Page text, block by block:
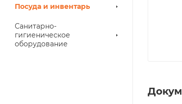
Посуда и инвентарь
Санитарно-
гигиеническое
оборудование